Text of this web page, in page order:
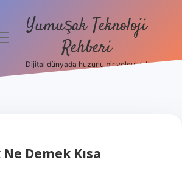
Yumuşak Teknoloji
Rehberi
Dijital dünyada huzurlu bir yolculuk!
Demek Kısa